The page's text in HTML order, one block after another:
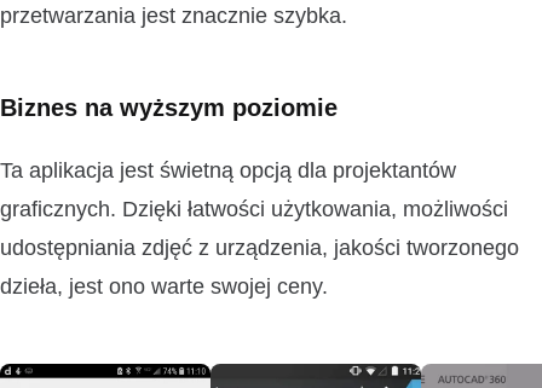
przetwarzania jest znacznie szybka.
Biznes na wyższym poziomie
Ta aplikacja jest świetną opcją dla projektantów
graficznych. Dzięki łatwości użytkowania, możliwości
udostępniania zdjęć z urządzenia, jakości tworzonego
dzieła, jest ono warte swojej ceny.